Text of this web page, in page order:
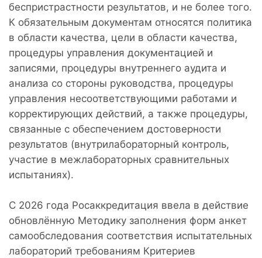
беспристрастности результатов, и не более того.
К обязательным документам относятся политика
в области качества, цели в области качества,
процедуры управления документацией и
записями, процедуры внутреннего аудита и
анализа со стороны руководства, процедуры
управления несоответствующими работами и
корректирующих действий, а также процедуры,
связанные с обеспечением достоверности
результатов (внутрилабораторный контроль,
участие в межлабораторных сравнительных
испытаниях).
С 2026 года Росаккредитация ввела в действие
обновлённую Методику заполнения форм анкет
самообследования соответствия испытательных
лабораторий требованиям Критериев